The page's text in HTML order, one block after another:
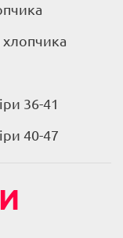
хлопчика
36-41
40-47